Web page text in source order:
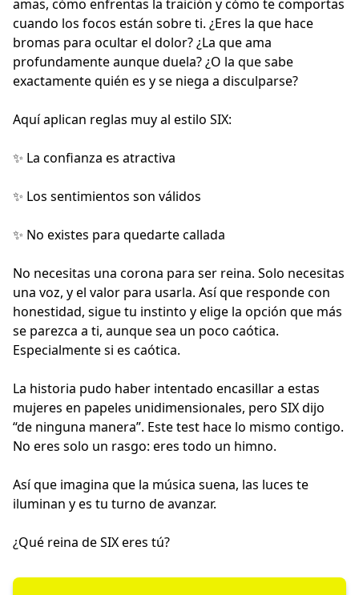
amas, cómo enfrentas la traición y cómo te comportas
cuando los focos están sobre ti. ¿Eres la que hace
bromas para ocultar el dolor? ¿La que ama
profundamente aunque duela? ¿O la que sabe
exactamente quién es y se niega a disculparse?
Aquí aplican reglas muy al estilo SIX:
✨ La confianza es atractiva
✨ Los sentimientos son válidos
✨ No existes para quedarte callada
No necesitas una corona para ser reina. Solo necesitas
una voz, y el valor para usarla. Así que responde con
honestidad, sigue tu instinto y elige la opción que más
se parezca a ti, aunque sea un poco caótica.
Especialmente si es caótica.
La historia pudo haber intentado encasillar a estas
mujeres en papeles unidimensionales, pero SIX dijo
“de ninguna manera”. Este test hace lo mismo contigo.
No eres solo un rasgo: eres todo un himno.
Así que imagina que la música suena, las luces te
iluminan y es tu turno de avanzar.
¿Qué reina de SIX eres tú?